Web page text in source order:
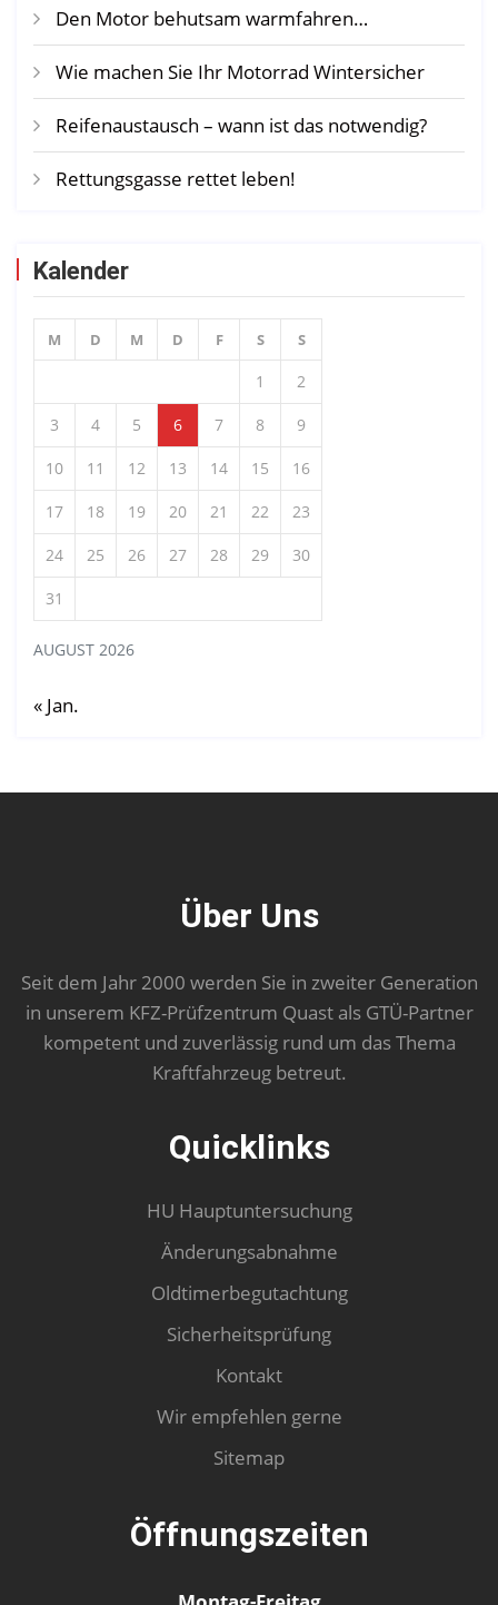
Den Motor behutsam warmfahren…
Wie machen Sie Ihr Motorrad Wintersicher
Reifenaustausch – wann ist das notwendig?
Rettungsgasse rettet leben!
Kalender
AUGUST 2026
M D M D F S S
1 2
3 4 5 6 7 8 9
10 11 12 13 14 15 16
17 18 19 20 21 22 23
24 25 26 27 28 29 30
31
« Jan.
Über Uns
Seit dem Jahr 2000 werden Sie in zweiter Generation
in unserem KFZ-Prüfzentrum Quast als GTÜ-Partner
kompetent und zuverlässig rund um das Thema
Kraftfahrzeug betreut.
Quicklinks
HU Hauptuntersuchung
Änderungsabnahme
Oldtimerbegutachtung
Sicherheitsprüfung
Kontakt
Wir empfehlen gerne
Sitemap
Öffnungszeiten